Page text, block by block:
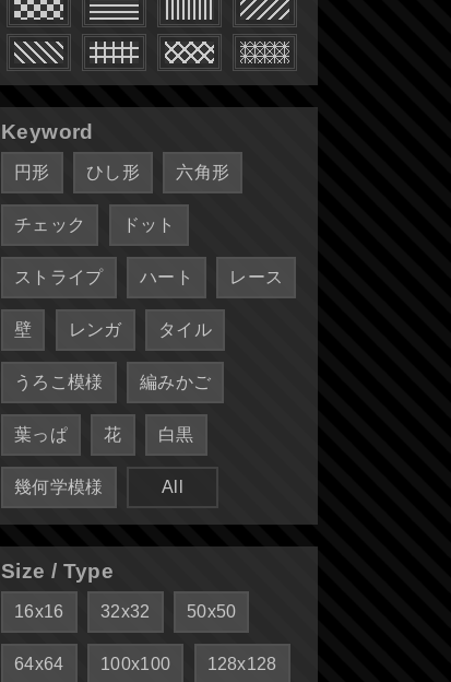
Keyword
円形 ひし形 六角形
チェック ドット
ストライプ ハート レース
壁 レンガ タイル
うろこ模様 編みかご
葉っぱ 花 白黒
幾何学模様 All
Size / Type
16x16 32x32 50x50
64x64 100x100 128x128